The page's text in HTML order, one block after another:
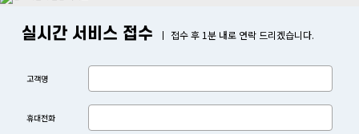
실시간 서비스 접수 접수 후 1분 내로 연락 드리겠습니다.
고객명
휴대전화